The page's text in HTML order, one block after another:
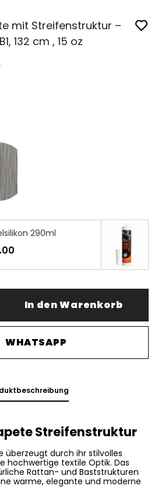
mit Streifenstruktur –
132 cm , 15 oz
290ml
In den Warenkorb
WHATSAPP
Streifenstruktur
überzeugt durch ihr stilvolles
hochwertige textile Optik. Das
Rattan- und Baststrukturen
warme, elegante und moderne